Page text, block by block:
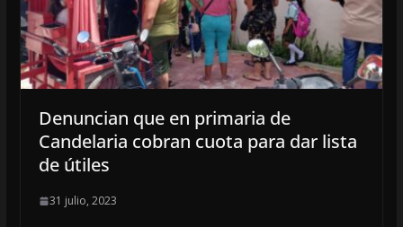
Denuncian que en primaria de
Candelaria cobran cuota para dar lista
de útiles
31 julio, 2023